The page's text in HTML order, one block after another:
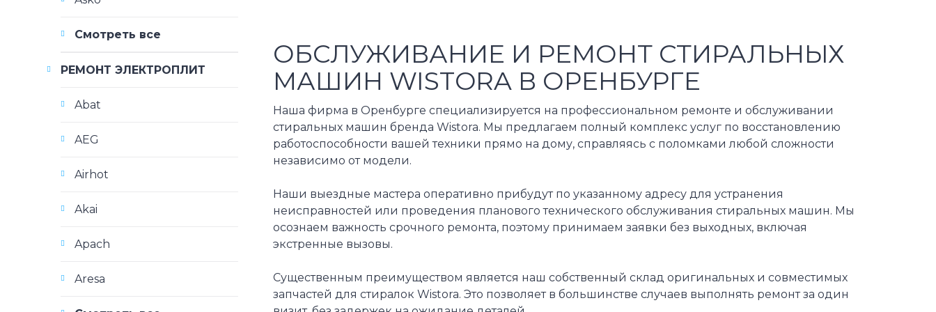
ОБСЛУЖИВАНИЕ И РЕМОНТ СТИРАЛЬНЫХ
МАШИН WISTORA В ОРЕНБУРГЕ
Наша фирма в Оренбурге специализируется на профессиональном ремонте и обслуживании
стиральных машин бренда Wistora. Мы предлагаем полный комплекс услуг по восстановлению
работоспособности вашей техники прямо на дому, справляясь с поломками любой сложности
независимо от модели.
Наши выездные мастера оперативно прибудут по указанному адресу для устранения
неисправностей или проведения планового технического обслуживания стиральных машин. Мы
осознаем важность срочного ремонта, поэтому принимаем заявки без выходных, включая
экстренные вызовы.
Существенным преимуществом является наш собственный склад оригинальных и совместимых
запчастей для стиралок Wistora. Это позволяет в большинстве случаев выполнять ремонт за один
Смотреть все
РЕМОНТ ЭЛЕКТРОПЛИТ
Abat
AEG
Airhot
Akai
Apach
Aresa